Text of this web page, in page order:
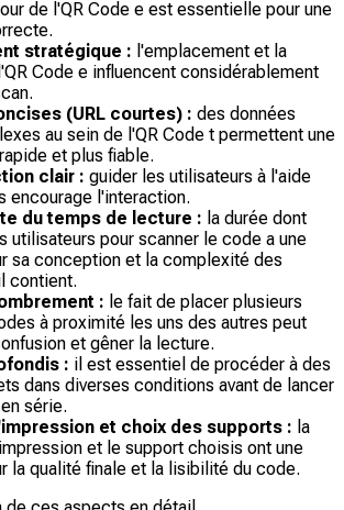
de l'QR Code e est essentielle pour une
stratégique : l'emplacement et la
Code e influencent considérablement
(URL courtes) : des données
au sein de l'QR Code t permettent une
et plus fiable.
clair : guider les utilisateurs à l'aide
encourage l'interaction.
du temps de lecture : la durée dont
utilisateurs pour scanner le code a une
sa conception et la complexité des
contient.
: le fait de placer plusieurs
à proximité les uns des autres peut
et gêner la lecture.
: il est essentiel de procéder à des
dans diverses conditions avant de lancer
série.
et choix des supports : la
et le support choisis ont une
la qualité finale et la lisibilité du code.